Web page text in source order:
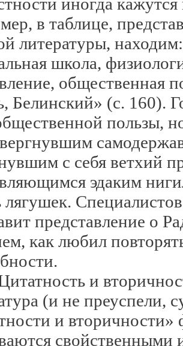
в таблице,
литературы,
школа,
общественная
Белинский» (с. 160).
пользы,
с себя ветхий
эдаким
лягушек.
представление о
как любил
и
(и не преуспели,
и вторичности»
свойственными